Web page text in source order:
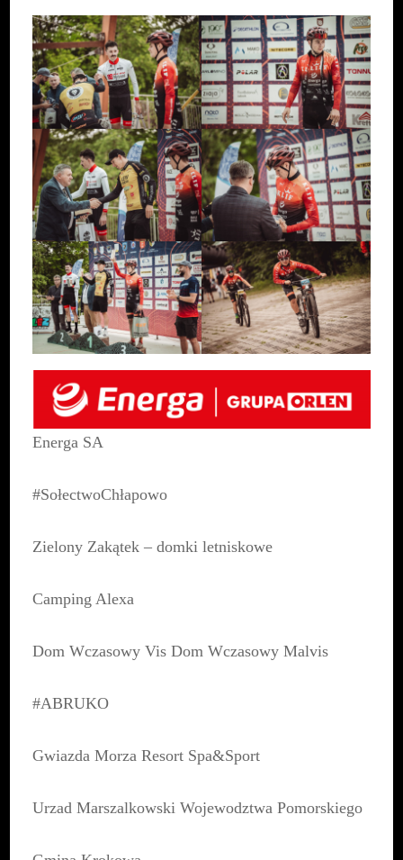
Energa SA
#SołectwoChłapowo
Zielony Zakątek – domki letniskowe
Camping Alexa
Dom Wczasowy Vis Dom Wczasowy Malvis
#ABRUKO
Gwiazda Morza Resort Spa&Sport
Urzad Marszalkowski Wojewodztwa Pomorskiego